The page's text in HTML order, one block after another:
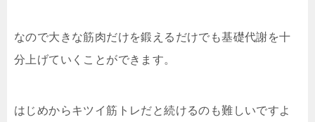
なので大きな筋肉だけを鍛えるだけでも基礎代謝を十
分上げていくことができます。
はじめからキツイ筋トレだと続けるのも難しいですよ